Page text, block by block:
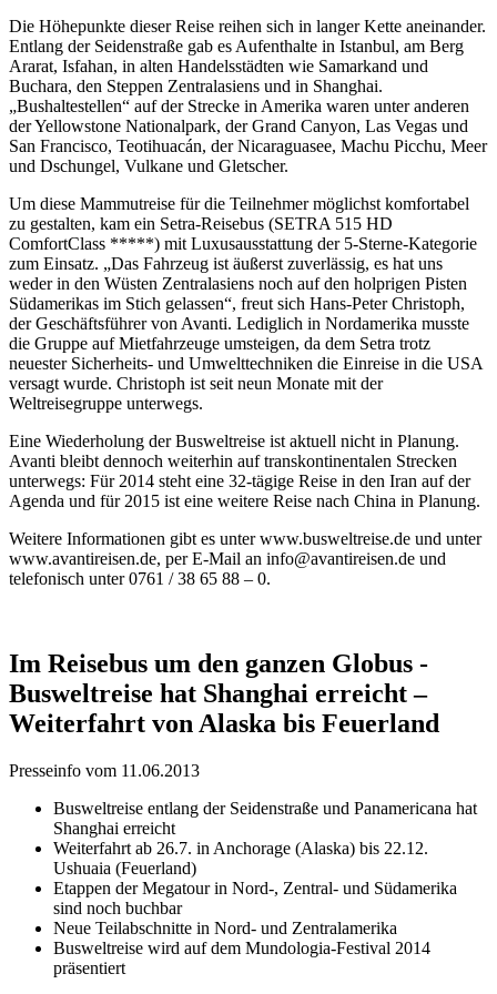
Die Höhepunkte dieser Reise reihen sich in langer Kette aneinander.
Entlang der Seidenstraße gab es Aufenthalte in Istanbul, am Berg
Ararat, Isfahan, in alten Handelsstädten wie Samarkand und
Buchara, den Steppen Zentralasiens und in Shanghai.
„Bushaltestellen“ auf der Strecke in Amerika waren unter anderen
der Yellowstone Nationalpark, der Grand Canyon, Las Vegas und
San Francisco, Teotihuacán, der Nicaraguasee, Machu Picchu, Meer
und Dschungel, Vulkane und Gletscher.
Um diese Mammutreise für die Teilnehmer möglichst komfortabel
zu gestalten, kam ein Setra-Reisebus (SETRA 515 HD
ComfortClass *****) mit Luxusausstattung der 5-Sterne-Kategorie
zum Einsatz. „Das Fahrzeug ist äußerst zuverlässig, es hat uns
weder in den Wüsten Zentralasiens noch auf den holprigen Pisten
Südamerikas im Stich gelassen“, freut sich Hans-Peter Christoph,
der Geschäftsführer von Avanti. Lediglich in Nordamerika musste
die Gruppe auf Mietfahrzeuge umsteigen, da dem Setra trotz
neuester Sicherheits- und Umwelttechniken die Einreise in die USA
versagt wurde. Christoph ist seit neun Monate mit der
Weltreisegruppe unterwegs.
Eine Wiederholung der Busweltreise ist aktuell nicht in Planung.
Avanti bleibt dennoch weiterhin auf transkontinentalen Strecken
unterwegs: Für 2014 steht eine 32-tägige Reise in den Iran auf der
Agenda und für 2015 ist eine weitere Reise nach China in Planung.
Weitere Informationen gibt es unter www.busweltreise.de und unter
www.avantireisen.de, per E-Mail an info@avantireisen.de und
telefonisch unter 0761 / 38 65 88 – 0.
Im Reisebus um den ganzen Globus -
Busweltreise hat Shanghai erreicht –
Weiterfahrt von Alaska bis Feuerland
Presseinfo vom 11.06.2013
Busweltreise entlang der Seidenstraße und Panamericana hat
Shanghai erreicht
Weiterfahrt ab 26.7. in Anchorage (Alaska) bis 22.12.
Ushuaia (Feuerland)
Etappen der Megatour in Nord-, Zentral- und Südamerika
sind noch buchbar
Neue Teilabschnitte in Nord- und Zentralamerika
Busweltreise wird auf dem Mundologia-Festival 2014
präsentiert